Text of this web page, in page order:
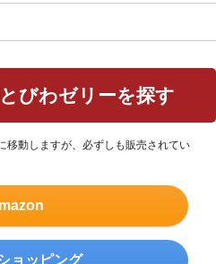
びわゼリーを探す
動しますが、必ずしも販売されてい
ョッピング